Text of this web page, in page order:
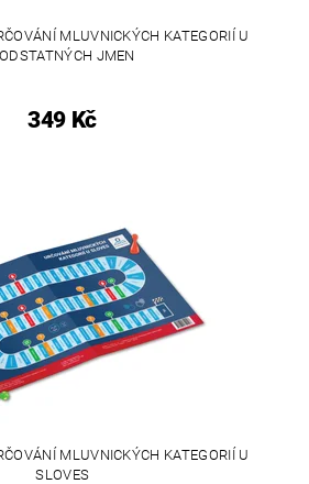
MLUVNICKÝCH KATEGORIÍ U
JMEN
349 Kč
MLUVNICKÝCH KATEGORIÍ U
SLOVES